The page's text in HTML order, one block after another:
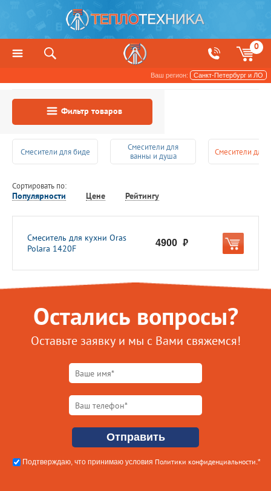
0
Ваш регион: Санкт-Петербург и ЛО
Фильтр товаров
Смесители для биде
Смесители для
ванны и душа
Смесители для
Сортировать по:
Популярности Цене Рейтингу
Смеситель для кухни Oras
Polara 1420F
4900 руб.
Остались вопросы?
Оставьте заявку и мы с Вами свяжемся!
Подтверждаю, что принимаю условия Политики конфиденциальности .*